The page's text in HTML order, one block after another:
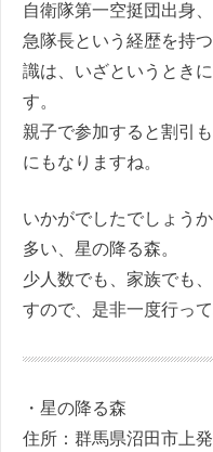
自衛隊第一空挺団出身
急隊長という経歴を持
識は、いざというとき
す。
親子で参加すると割引
にもなりますね。
いかがでしたでしょう
多い、星の降る森。
少人数でも、家族でも
すので、是非一度行っ
・星の降る森
住所：群馬県沼田市上